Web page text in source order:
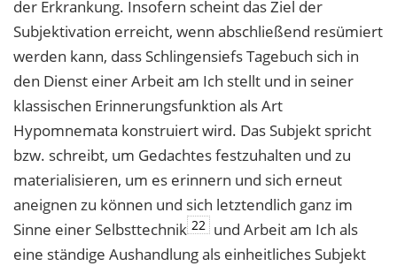
der Erkrankung. Insofern scheint das Ziel der
Subjektivation erreicht, wenn abschließend resümiert
werden kann, dass Schlingensiefs Tagebuch sich in
den Dienst einer Arbeit am Ich stellt und in seiner
klassischen Erinnerungsfunktion als Art
Hypomnemata konstruiert wird. Das Subjekt spricht
bzw. schreibt, um Gedachtes festzuhalten und zu
materialisieren, um es erinnern und sich erneut
aneignen zu können und sich letztendlich ganz im
Sinne einer Selbsttechnik 22 und Arbeit am Ich als
eine ständige Aushandlung als einheitliches Subjekt